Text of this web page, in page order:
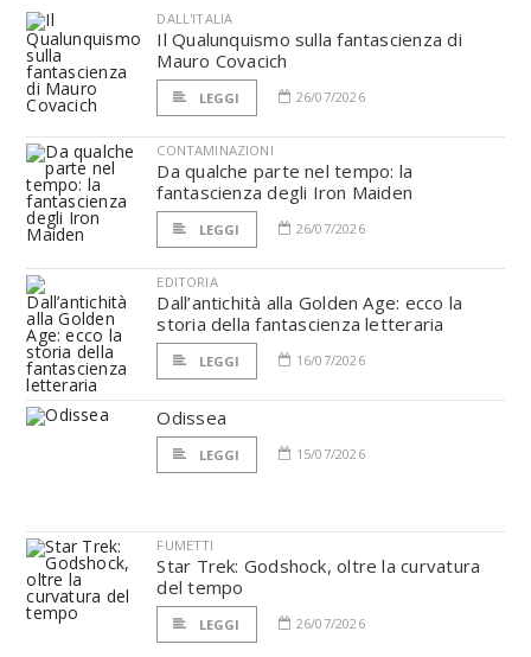
DALL'ITALIA
Il Qualunquismo sulla fantascienza di
Mauro Covacich
LEGGI 26/07/2026
CONTAMINAZIONI
Da qualche parte nel tempo: la
fantascienza degli Iron Maiden
LEGGI 26/07/2026
EDITORIA
Dall’antichità alla Golden Age: ecco la
storia della fantascienza letteraria
LEGGI 16/07/2026
Odissea
LEGGI 15/07/2026
FUMETTI
Star Trek: Godshock, oltre la curvatura
del tempo
LEGGI 26/07/2026